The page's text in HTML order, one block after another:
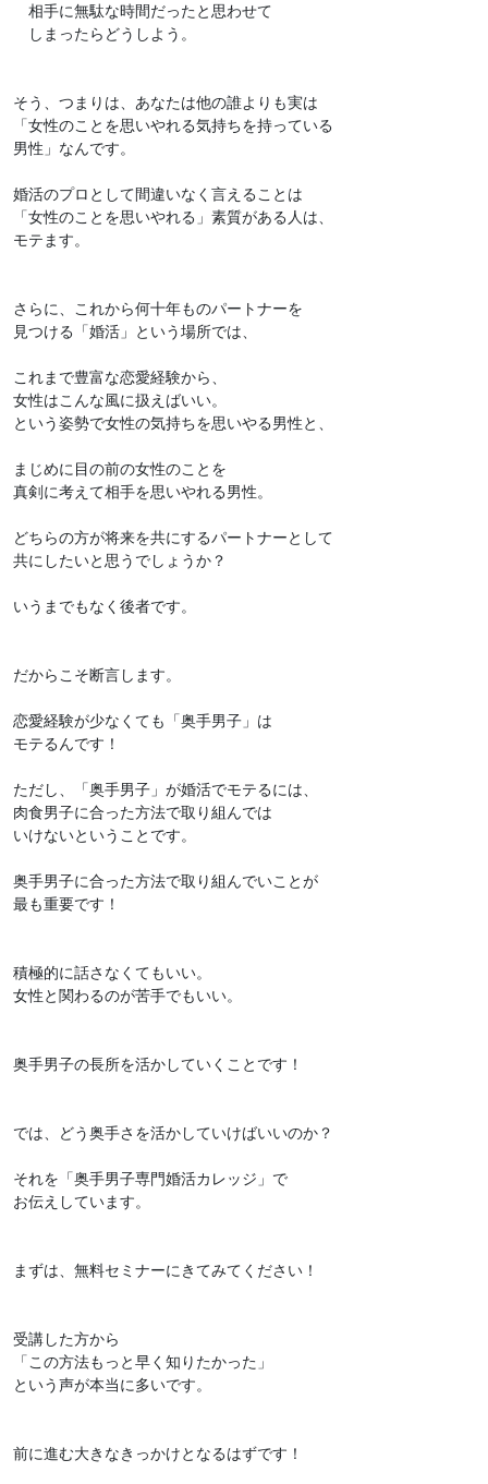
相手に無駄な時間だったと思わせて
しまったらどうしよう。
そう、つまりは、あなたは他の誰よりも実は
「女性のことを思いやれる気持ちを持っている
男性」なんです。
婚活のプロとして間違いなく言えることは
「女性のことを思いやれる」素質がある人は、
モテます。
さらに、これから何十年ものパートナーを
見つける「婚活」という場所では、
これまで豊富な恋愛経験から、
女性はこんな風に扱えばいい。
という姿勢で女性の気持ちを思いやる男性と、
まじめに目の前の女性のことを
真剣に考えて相手を思いやれる男性。
どちらの方が将来を共にするパートナーとして
共にしたいと思うでしょうか？
いうまでもなく後者です。
だからこそ断言します。
恋愛経験が少なくても「奥手男子」は
モテるんです！
ただし、「奥手男子」が婚活でモテるには、
肉食男子に合った方法で取り組んでは
いけないということです。
奥手男子に合った方法で取り組んでいことが
最も重要です！
積極的に話さなくてもいい。
女性と関わるのが苦手でもいい。
奥手男子の長所を活かしていくことです！
では、どう奥手さを活かしていけばいいのか？
それを「奥手男子専門婚活カレッジ」で
お伝えしています。
まずは、無料セミナーにきてみてください！
受講した方から
「この方法もっと早く知りたかった」
という声が本当に多いです。
前に進む大きなきっかけとなるはずです！